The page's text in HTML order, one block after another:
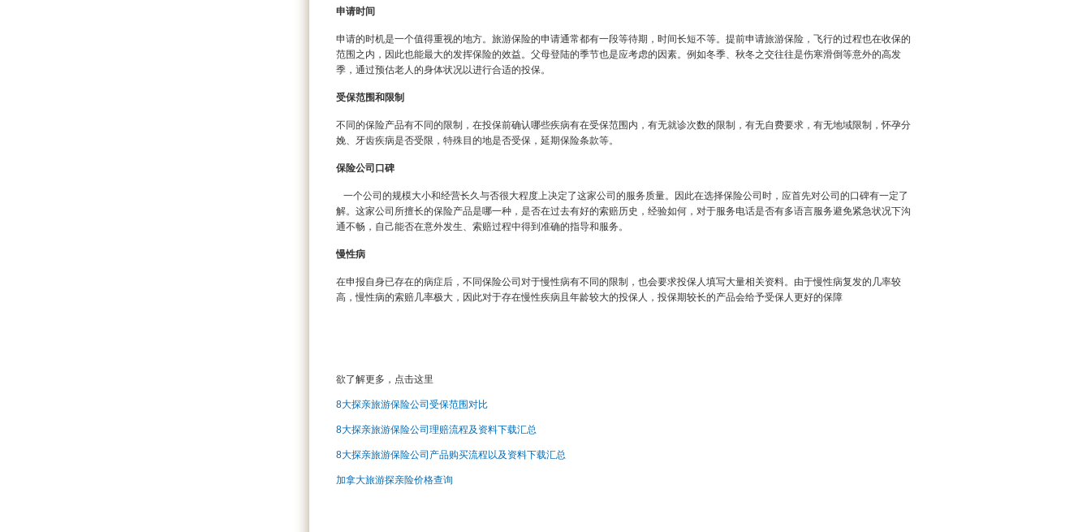
申请时间
申请的时机是一个值得重视的地方。旅游保险的申请通常都有一段等待期，时间长短不等。提前申请旅游保险，飞行的过程也在收保的
范围之内，因此也能最大的发挥保险的效益。父母登陆的季节也是应考虑的因素。例如冬季、秋冬之交往往是伤寒滑倒等意外的高发
季，通过预估老人的身体状况以进行合适的投保。
受保范围和限制
不同的保险产品有不同的限制，在投保前确认哪些疾病有在受保范围内，有无就诊次数的限制，有无自费要求，有无地域限制，怀孕分
娩、牙齿疾病是否受限，特殊目的地是否受保，延期保险条款等。
保险公司口碑
一个公司的规模大小和经营长久与否很大程度上决定了这家公司的服务质量。因此在选择保险公司时，应首先对公司的口碑有一定了
解。这家公司所擅长的保险产品是哪一种，是否在过去有好的索赔历史，经验如何，对于服务电话是否有多语言服务避免紧急状况下沟
通不畅，自己能否在意外发生、索赔过程中得到准确的指导和服务。
慢性病
在申报自身已存在的病症后，不同保险公司对于慢性病有不同的限制，也会要求投保人填写大量相关资料。由于慢性病复发的几率较
高，慢性病的索赔几率极大，因此对于存在慢性疾病且年龄较大的投保人，投保期较长的产品会给予受保人更好的保障
欲了解更多，点击这里
8大探亲旅游保险公司受保范围对比
8大探亲旅游保险公司理赔流程及资料下载汇总
8大探亲旅游保险公司产品购买流程以及资料下载汇总
加拿大旅游探亲险价格查询